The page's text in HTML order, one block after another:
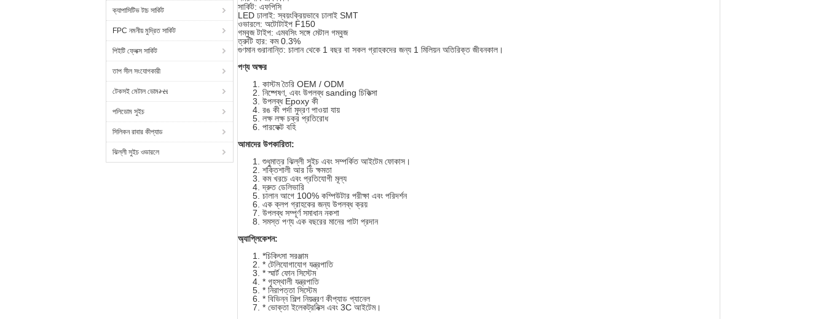
ক্যাপাসিটিভ টাচ সার্কিট
FPC নমনীয় মুদ্রিত সার্কিট
পিইটি ফ্লেক্স সার্কিট
তাপ সীল সংযোগকারী
টেকসই মেটাল ডোমમ્સ
পলিডোম সুইচ
সিলিকন রাবার কীপ্যাড
ঝিল্লী সুইচ ওভারলে
সার্কিট: এফপিসি
LED ঢালাই: স্বয়ংক্রিয়ভাবে ঢালাই SMT
ওভারলে: অটোটাইপ F150
গম্বুজ টাইপ: এমবসিং সঙ্গে মেটাল গম্বুজ
ত্রুটি হার: কম 0.3%
গুণমান গুরানান্তি: চালান থেকে 1 বছর বা সকল গ্রাহকদের জন্য 1 মিলিয়ন অতিরিক্ত জীবনকাল।
পণ্য অক্ষর
কাস্টম তৈরি OEM / ODM
নিষ্পেষণ, এবং উপলব্ধ sanding চিকিত্সা
উপলব্ধ Epoxy কী
রঙ কী পর্দা মুদ্রণ পাওয়া যায়
লক্ষ লক্ষ চক্র প্রতিরোধ
পারফেক্ট বহি
আমাদের উপকারিতা:
শুধুমাত্র ঝিল্লী সুইচ এবং সম্পর্কিত আইটেম ফোকাস।
শক্তিশালী আর ডি ক্ষমতা
কম খরচে এবং প্রতিযোগী মূল্য
দ্রুত ডেলিভারি
চালান আগে 100% কম্পিউটার পরীক্ষা এবং পরিদর্শন
এক ক্লপ গ্রাহকের জন্য উপলব্ধ ক্রয়
উপলব্ধ সম্পূর্ণ সমাধান নকশা
সমস্ত পণ্য এক বছরের মানের পাটা প্রদান
অ্যাপ্লিকেশন:
*চিকিৎসা সরঞ্জাম
* টেলিযোগাযোগ যন্ত্রপাতি
* স্মার্ট ফোন সিস্টেম
* গৃহস্থালী যন্ত্রপাতি
* নিরাপত্তা সিস্টেম
* বিভিন্ন শিল্প নিয়ন্ত্রণ কীপ্যাড প্যানেল
* ভোক্তা ইলেকট্রনিক্স এবং 3C আইটেম।